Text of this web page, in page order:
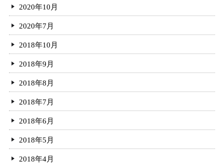
2020年10月
2020年7月
2018年10月
2018年9月
2018年8月
2018年7月
2018年6月
2018年5月
2018年4月